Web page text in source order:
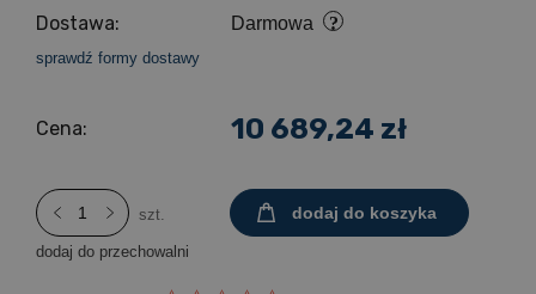
Dostawa: Darmowa
sprawdź formy dostawy
Cena: 10 689,24 zł
szt. dodaj do koszyka
dodaj do przechowalni